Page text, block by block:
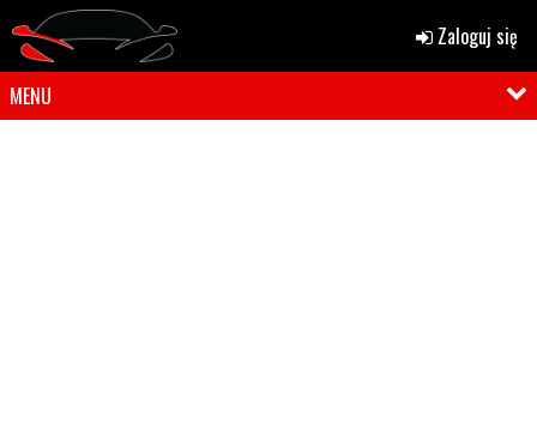
Zaloguj się
MENU